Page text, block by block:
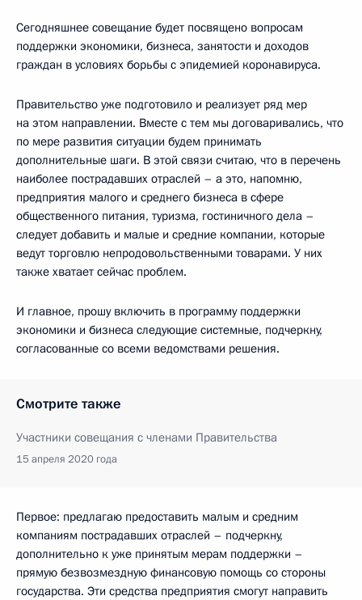
Сегодняшнее совещание будет посвящено вопросам
поддержки экономики, бизнеса, занятости и доходов
граждан в условиях борьбы с эпидемией коронавируса.
Правительство уже подготовило и реализует ряд мер
на этом направлении. Вместе с тем мы договаривались, что
по мере развития ситуации будем принимать
дополнительные шаги. В этой связи считаю, что в перечень
наиболее пострадавших отраслей – а это, напомню,
предприятия малого и среднего бизнеса в сфере
общественного питания, туризма, гостиничного дела –
следует добавить и малые и средние компании, которые
ведут торговлю непродовольственными товарами. У них
также хватает сейчас проблем.
И главное, прошу включить в программу поддержки
экономики и бизнеса следующие системные, подчеркну,
согласованные со всеми ведомствами решения.
Смотрите также
Участники совещания с членами Правительства
15 апреля 2020 года
Первое: предлагаю предоставить малым и средним
компаниям пострадавших отраслей – подчеркну,
дополнительно к уже принятым мерам поддержки –
прямую безвозмездную финансовую помощь со стороны
государства. Эти средства предприятия смогут направить